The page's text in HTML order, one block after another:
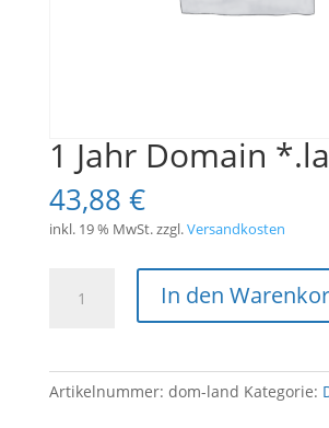
1 Jahr Domain
43,88 €
inkl. 19 % MwSt.zzgl.Versandkosten
Menge
In den
Artikelnummer: dom-land Kategorie: